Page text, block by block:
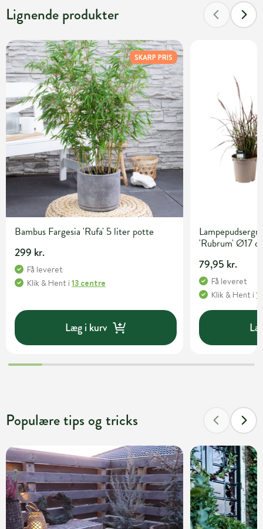
Lignende produkter
SKARP PRIS
Bambus Fargesia 'Rufa' 5 liter potte
299 kr.
Få leveret
Klik & Hent i 13 centre
Læg i kurv
'Rubrum' Ø17
79,95 kr.
Få leveret
Klik & Hent i
Populære tips og tricks